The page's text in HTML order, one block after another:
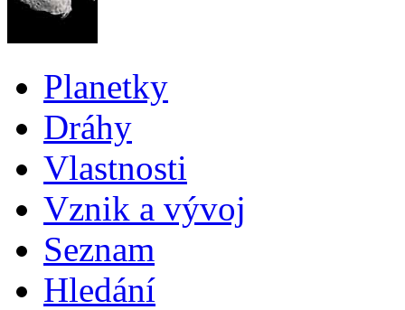
Planetky
Dráhy
Vlastnosti
Vznik a vývoj
Seznam
Hledání